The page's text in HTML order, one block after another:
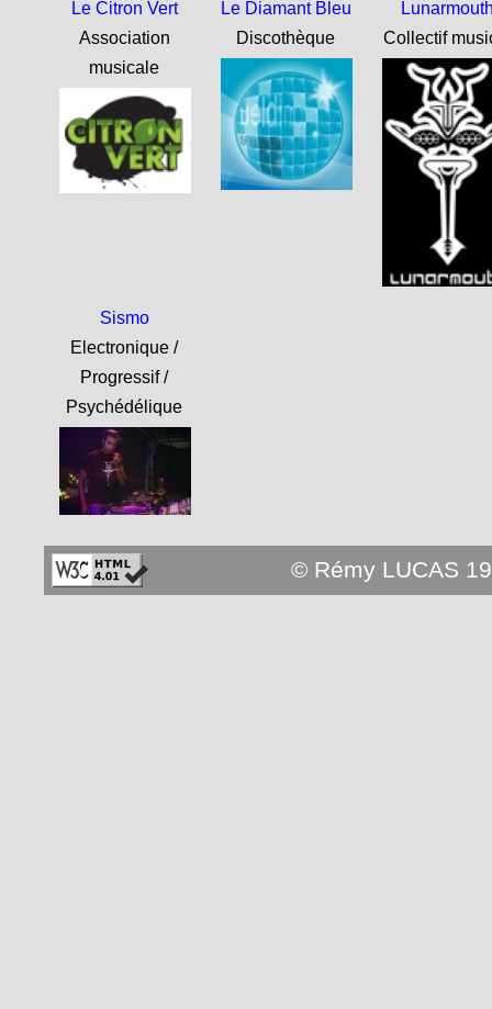
Le Citron Vert
Association
musicale
Le Diamant Bleu
Discothèque
Collectif
Sismo
Electronique /
Progressif /
Psychédélique
© Rémy LUCAS